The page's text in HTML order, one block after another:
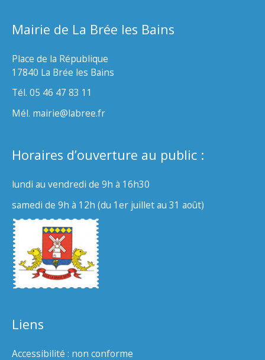
Mairie de La Brée les Bains
Place de la République
17840 La Brée les Bains
Tél. 05 46 47 83 11
Mél. mairie@labree.fr
Horaires d’ouverture au public :
lundi au vendredi de 9h à 16h30
samedi de 9h à 12h (du 1er juillet au 31 août)
Liens
Accessibilité : non conforme